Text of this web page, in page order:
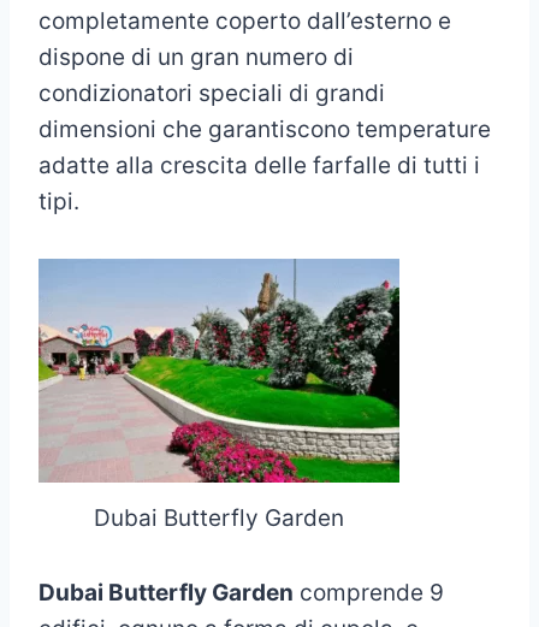
completamente coperto dall’esterno e
dispone di un gran numero di
condizionatori speciali di grandi
dimensioni che garantiscono temperature
adatte alla crescita delle farfalle di tutti i
tipi.
Dubai Butterfly Garden
Dubai Butterfly Garden comprende 9